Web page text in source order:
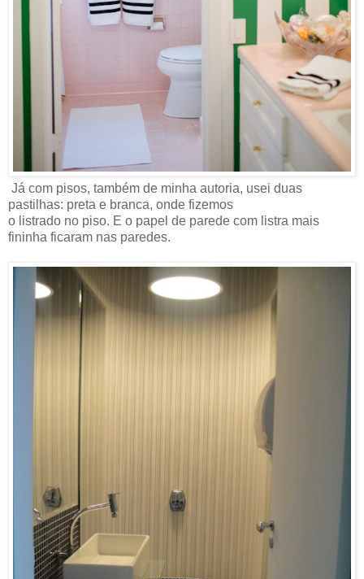
Já com pisos, também de minha autoria, usei duas
pastilhas: preta e branca, onde fizemos
o listrado no piso. E o papel de parede com listra mais
fininha ficaram nas paredes.